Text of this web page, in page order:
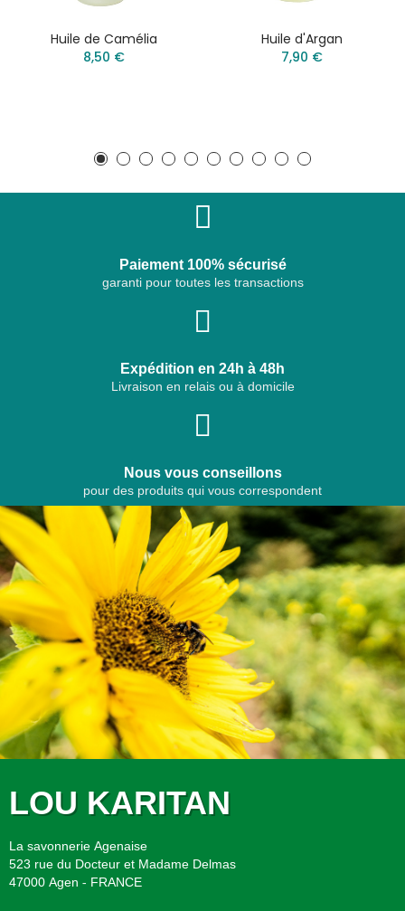
Huile de Camélia
8,50 €
Huile d'Argan
7,90 €
Paiement 100% sécurisé
garanti pour toutes les transactions
Expédition en 24h à 48h
Livraison en relais ou à domicile
Nous vous conseillons
pour des produits qui vous correspondent
LOU KARITAN
La savonnerie Agenaise
523 rue du Docteur et Madame Delmas
47000 Agen - FRANCE